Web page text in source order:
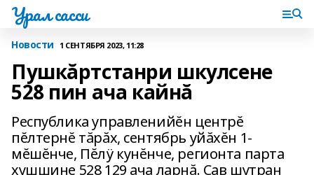
Урал сасси
Новости 1 СЕНТЯБРЯ 2023, 11:28
Пушкăртстанри шкулсене
528 пин ача кайнă
Республика управленийĕн центрĕ
пĕлтернĕ тăрăх, сентябрь уйăхĕн 1-
мĕшĕнче, Пĕлÿ кунĕнче, регионта парта
хушшине 528 129 ача ларнă. Çав шутран